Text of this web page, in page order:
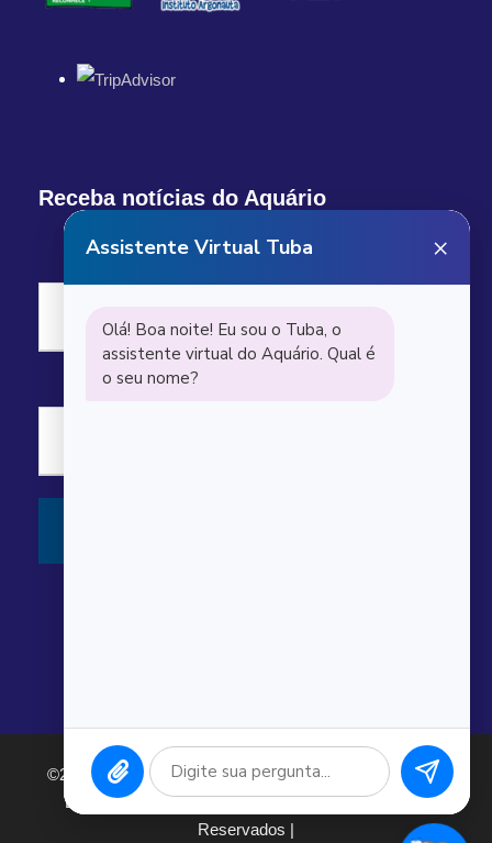
Receba notícias do Aquário
©2026 Argonauta Comércio e Serviços Oceanográficos
Ltda. CNPJ: 00.643.743/0001-80. Todos os direitos
Reservados |